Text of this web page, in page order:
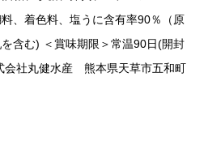
、着色料、塩うに含有率90％（原
含む) ＜賞味期限＞常温90日(開封
会社丸健水産 熊本県天草市五和町